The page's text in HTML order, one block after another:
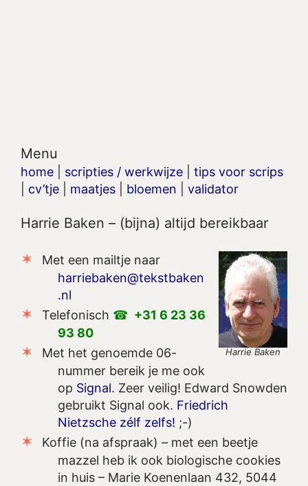
Menu
home scripties / werkwijze
tips voor scrips
cv’tje maatjes bloemen validator
Harrie Baken – (bijna) altijd bereikbaar
Harrie Baken
Met een mailtje naar
harriebaken@tekstbaken
.nl
Telefonisch
+31 6 23 36
93 80
Met het genoemde 06-
nummer bereik je me ook
op Signal. Zeer veilig! Edward Snowden
gebruikt Signal ook. Friedrich
Nietzsche zélf zelfs! ;-)
Koffie (na afspraak) – met een beetje
mazzel heb ik ook biologische cookies
in huis – Marie Koenenlaan 432, 5044